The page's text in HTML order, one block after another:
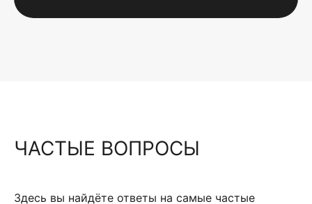
ЧАСТЫЕ ВОПРОСЫ
Здесь вы найдёте ответы на самые частые